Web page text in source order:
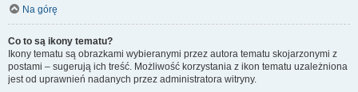
Na górę
Co to są ikony tematu?
Ikony tematu są obrazkami wybieranymi przez autora tematu skojarzonymi z
postami – sugerują ich treść. Możliwość korzystania z ikon tematu uzależniona
jest od uprawnień nadanych przez administratora witryny.